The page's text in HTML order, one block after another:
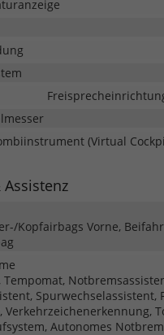
(Virtual
Kopfairbags Vorne,
Tempomat,
Verkehrzeichenerkennung,
Autonomes